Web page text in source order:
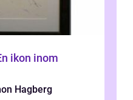
ikon inom
Hagberg